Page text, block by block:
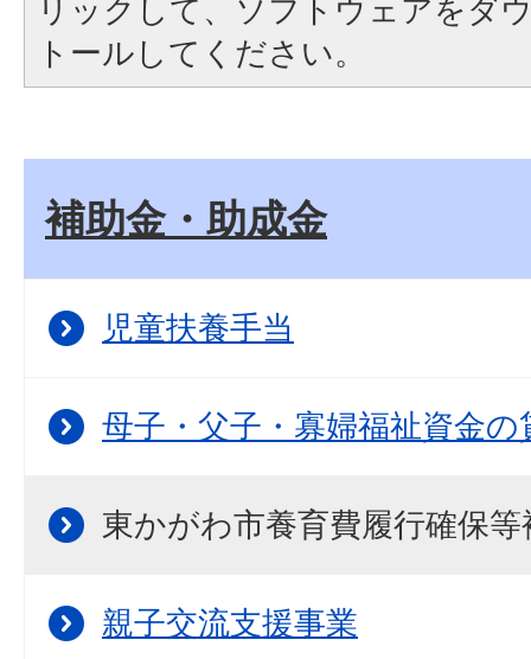
リックして、ソフトウェアをダ
トールしてください。
補助金・助成金
児童扶養手当
母子・父子・寡婦福祉資金の
東かがわ市養育費履行確保
親子交流支援事業